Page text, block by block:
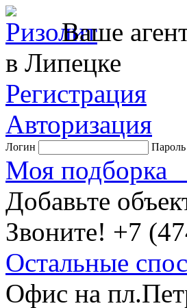
Ваше
в Липецке
Регистрация
Авторизация
Логин Пароль
Моя подборка
Добавьте
Звоните! +7
Остальные
Офис на